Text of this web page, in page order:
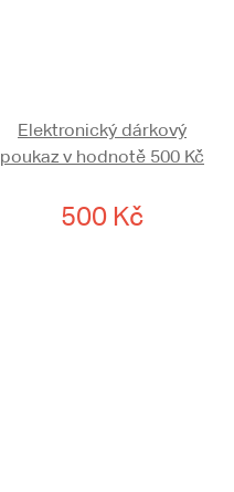
Elektronický dárkový
poukaz v hodnotě 500 Kč
500 Kč